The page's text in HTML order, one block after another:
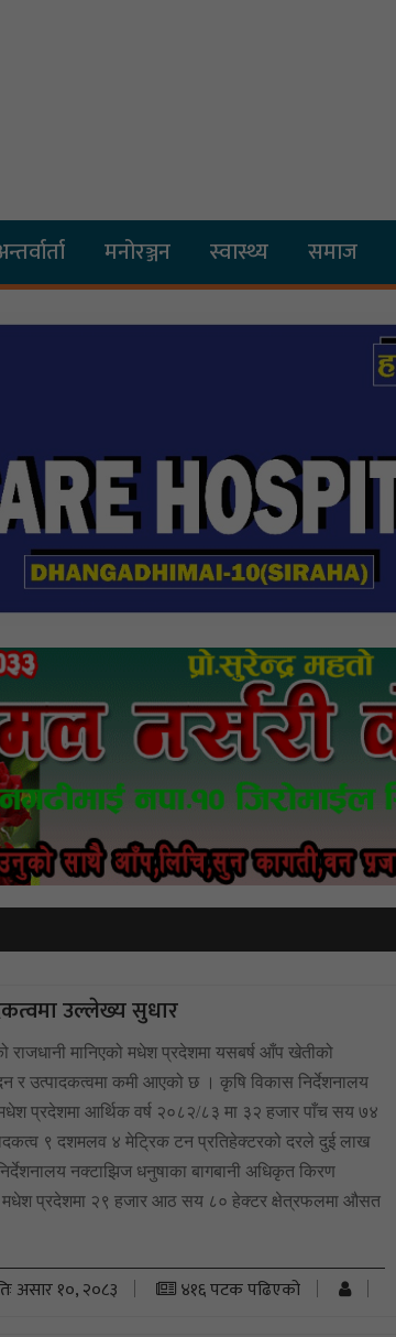
मनोरञ्जन स्वास्थ्य समाज
उल्लेख्य सुधार
मानिएको मधेश प्रदेशमा यसबर्ष आँप खेतीको
र उत्पादकत्वमा कमी आएको छ । कृषि विकास निर्देशनालय
प्रदेशमा आर्थिक वर्ष २०८२/८३ मा ३२ हजार पाँच सय ७४
९ दशमलव ४ मेट्रिक टन प्रतिहेक्टरको दरले दुई लाख
नक्टाझिज धनुषाका बागबानी अधिकृत किरण
मधेश प्रदेशमा २९ हजार आठ सय ८० हेक्टर क्षेत्रफलमा औसत
असार १०, २०८३ ४१६ पटक पढिएको